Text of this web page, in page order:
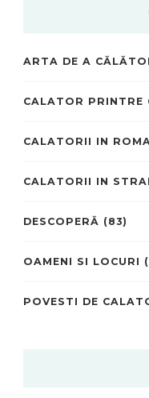
ARTA DE A
CALATOR PRINTRE
CALATORII IN
CALATORII IN
DESCOPERĂ (83)
OAMENI SI LOCURI
POVESTI DE